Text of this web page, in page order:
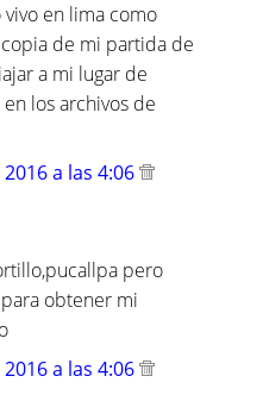
en lima como
de mi partida de
a mi lugar de
los archivos de
a las 4:06
pero
obtener mi
a las 4:06